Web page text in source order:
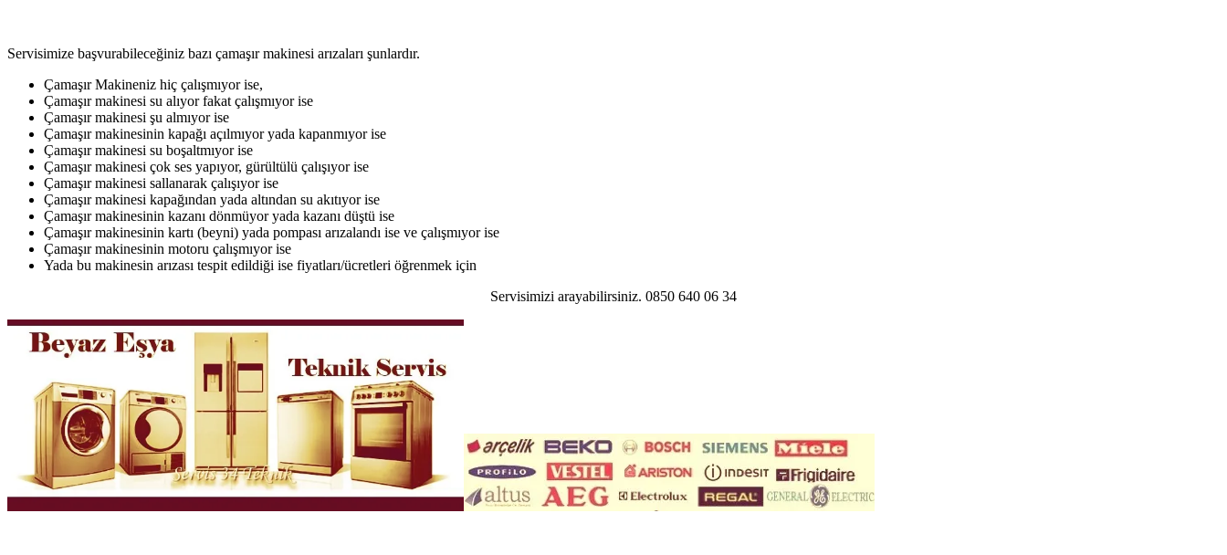
Servisimize başvurabileceğiniz bazı çamaşır makinesi arızaları şunlardır.
Çamaşır Makineniz hiç çalışmıyor ise,
Çamaşır makinesi su alıyor fakat çalışmıyor ise
Çamaşır makinesi şu almıyor ise
Çamaşır makinesinin kapağı açılmıyor yada kapanmıyor ise
Çamaşır makinesi su boşaltmıyor ise
Çamaşır makinesi çok ses yapıyor, gürültülü çalışıyor ise
Çamaşır makinesi sallanarak çalışıyor ise
Çamaşır makinesi kapağından yada altından su akıtıyor ise
Çamaşır makinesinin kazanı dönmüyor yada kazanı düştü ise
Çamaşır makinesinin kartı (beyni) yada pompası arızalandı ise ve çalışmıyor ise
Çamaşır makinesinin motoru çalışmıyor ise
Yada bu makinesin arızası tespit edildiği ise fiyatları/ücretleri öğrenmek için
Servisimizi arayabilirsiniz. 0850 640 06 34